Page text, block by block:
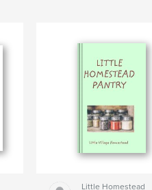
Little Homestead